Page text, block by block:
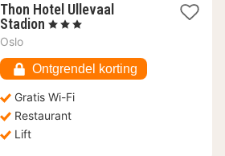
Thon Hotel Ullevaal
Stadion 1
€
97,62
, 3 Sterren
Oslo
Ontgrendel korting
Gratis Wi-Fi
Restaurant
Lift